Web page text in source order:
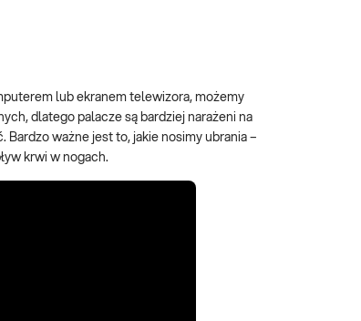
lub ekranem telewizora, możemy
dlatego palacze są bardziej narażeni na
ważne jest to, jakie nosimy ubrania –
krwi w nogach.